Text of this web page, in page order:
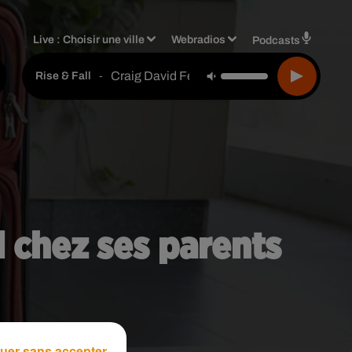
Live :Choisir une ville Webradios Podcasts
Rise & Fall - Craig David Feat. Sting
chez ses parents